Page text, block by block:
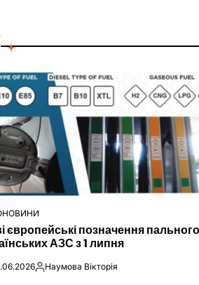
європейські позначення
АЗС з 1 липня
Опубліковано
Наумова Вікторія